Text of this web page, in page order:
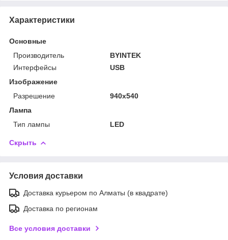
Характеристики
Основные
Производитель
BYINTEK
Интерфейсы
USB
Изображение
Разрешение
940x540
Лампа
Тип лампы
LED
Скрыть
Условия доставки
Доставка курьером по Алматы (в квадрате)
Доставка по регионам
Все условия доставки